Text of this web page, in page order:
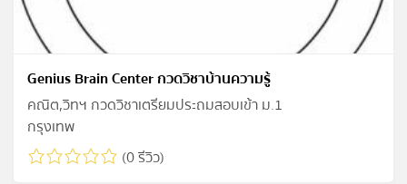
Genius Brain Center กวดวิชาบ้านความรู้
คณิต,วิทฯ กวดวิชาเตรียมประถมสอบเข้า ม.1
กรุงเทพ
(0 รีวิว)